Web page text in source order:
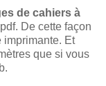
de cahiers à
De cette façon
imprimante. Et
que si vous